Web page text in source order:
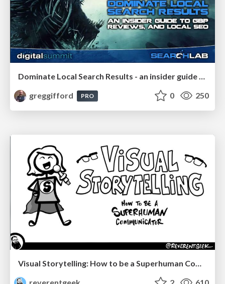
Dominate Local Search Results - an insider guide to GBP, reviews, and Local SEO
greggifford
PRO 0 250
Visual Storytelling: How to be a Superhuman Communicator